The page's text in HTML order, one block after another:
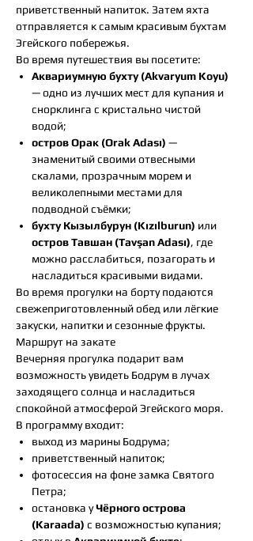
приветственный напиток. Затем яхта
отправляется к самым красивым бухтам
Эгейского побережья.
Во время путешествия вы посетите:
Аквариумную бухту (Akvaryum Koyu)
— одно из лучших мест для купания и
снорклинга с кристально чистой
водой;
остров Орак (Orak Adası) —
знаменитый своими отвесными
скалами, прозрачным морем и
великолепными местами для
подводной съёмки;
бухту Кызылбурун (Kızılburun) или
остров Тавшан (Tavşan Adası), где
можно расслабиться, позагорать и
насладиться красивыми видами.
Во время прогулки на борту подаются
свежеприготовленный обед или лёгкие
закуски, напитки и сезонные фрукты.
Маршрут на закате
Вечерняя прогулка подарит вам
возможность увидеть Бодрум в лучах
заходящего солнца и насладиться
спокойной атмосферой Эгейского моря.
В программу входит:
выход из марины Бодрума;
приветственный напиток;
фотосессия на фоне замка Святого
Петра;
остановка уЧёрного острова
(Karaada) с возможностью купания;